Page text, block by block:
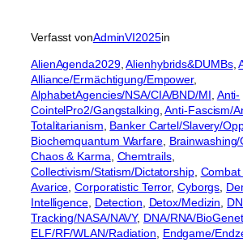
Verfasst vonAdminVI2025in
AlienAgenda2029, Alienhybrids&DUMBs,
Alliance/Ermächtigung/Empower
AlphabetAgencies/NSA/CIA/BND/MI Anti-
CointelPro2/Gangstalking , Anti-Fascism/
Totalitarianism Banker Cartel/Slavery/
Biochemquantum Warfare,
Chaos & Karma Chemtrails
Collectivism/Statism/Dictatorship,
Avarice , Corporatistic Terror, Cyborgs
Intelligence, Detection Detox/Medizin
Tracking/NASA/NAVY, DNA/RNA/
ELF/RF/WLAN/Radiation
Endgame/